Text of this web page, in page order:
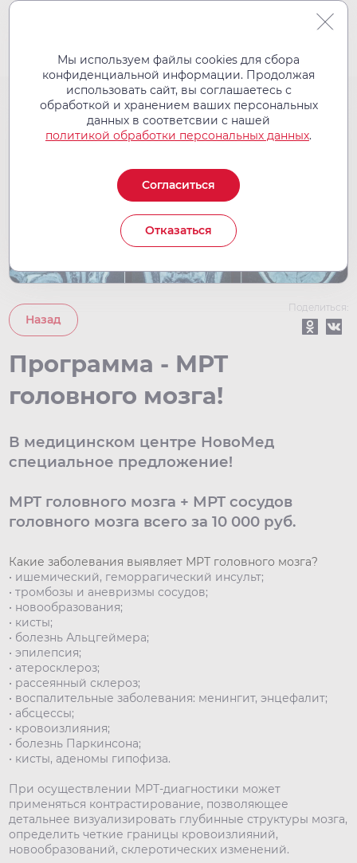
03
май
Назад
Поделиться:
Программа - МРТ
головного мозга!
В медицинском центре НовоМед
специальное предложение!
МРТ головного мозга + МРТ сосудов
головного мозга всего за 10 000 руб.
Какие заболевания выявляет МРТ головного мозга?
• ишемический, геморрагический инсульт;
• тромбозы и аневризмы сосудов;
• новообразования;
• кисты;
• болезнь Альцгеймера;
• эпилепсия;
• атеросклероз;
• рассеянный склероз;
• воспалительные заболевания: менингит, энцефалит;
• абсцессы;
• кровоизлияния;
• болезнь Паркинсона;
• кисты, аденомы гипофиза.
При осуществлении МРТ-диагностики может
применяться контрастирование, позволяющее
детальнее визуализировать глубинные структуры мозга,
определить четкие границы кровоизлияний,
новообразований, склеротических изменений.
Мы используем файлы cookies для сбора
конфиденциальной информации. Продолжая
использовать сайт, вы соглашаетесь с
обработкой и хранением ваших персональных
данных в соответсвии с нашей
политикой обработки персональных данных.
Согласиться
Отказаться